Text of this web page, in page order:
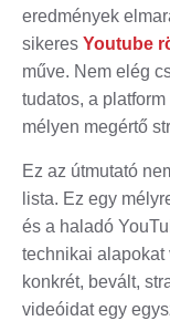
eredmények
sikeres Youtube
műve. Nem elég
tudatos, a
mélyen megértő
Ez az útmutató
lista. Ez egy
és a haladó
technikai alapokat
konkrét, bevált,
videóidat egy